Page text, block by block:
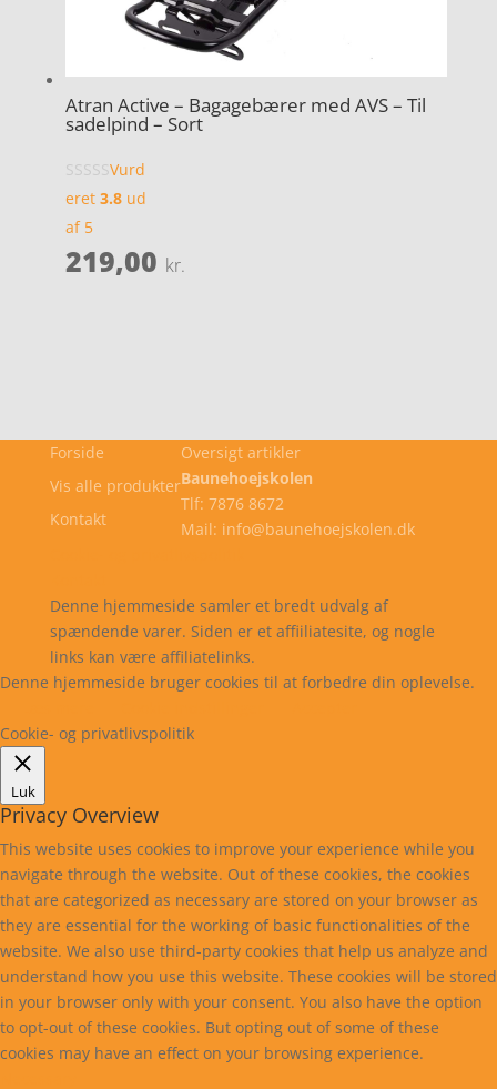
Atran Active – Bagagebærer med AVS – Til
sadelpind – Sort
Vurd
eret 3.8ud
af 5
219,00 kr.
Forside
Vis alle produkter
Kontakt
Oversigt artikler
Baunehoejskolen
Tlf: 7876 8672
Mail: info@baunehoejskolen.dk
Denne hjemmeside samler et bredt udvalg af
spændende varer. Siden er et affiiliatesite, og nogle
links kan være affiliatelinks.
Denne hjemmeside bruger cookies til at forbedre din oplevelse.
Cookie- og privatlivspolitik
Luk
Privacy Overview
This website uses cookies to improve your experience while you
navigate through the website. Out of these cookies, the cookies
that are categorized as necessary are stored on your browser as
they are essential for the working of basic functionalities of the
website. We also use third-party cookies that help us analyze and
understand how you use this website. These cookies will be stored
in your browser only with your consent. You also have the option
to opt-out of these cookies. But opting out of some of these
cookies may have an effect on your browsing experience.